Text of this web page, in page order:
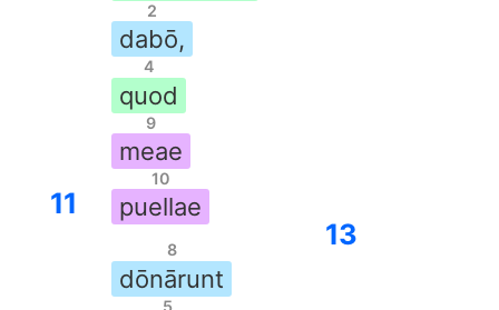
11
2
dabō,
4
quod
9
meae
10
puellae
8
dōnārunt
5
13